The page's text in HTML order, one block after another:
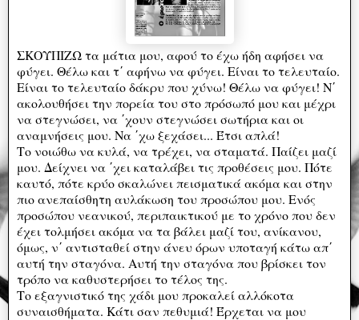
ΣΚΟΥΠΙΖΩ τα μάτια μου, αφού το έχω ήδη αφήσει να
φύγει. Θέλω και τ΄ αφήνω να φύγει. Είναι το τελευταίο.
Είναι το τελευταίο δάκρυ που χύνω! Θέλω να φύγει! Ν΄
ακολουθήσει την πορεία του στο πρόσωπό μου και μέχρι
να στεγνώσει, να ΄χουν στεγνώσει σωτήρια και οι
αναμνήσεις μου. Να ΄χω ξεχάσει... Έτσι απλά!
Το νοιώθω να κυλά, να τρέχει, να σταματά. Παίζει μαζί
μου. Δείχνει να ΄χει καταλάβει τις προθέσεις μου. Πότε
καυτό, πότε κρύο σκαλώνει πεισματικά ακόμα και στην
πιο ανεπαίσθητη αυλάκωση του προσώπου μου. Ενός
προσώπου νεανικού, περιπαικτικού με το χρόνο που δεν
έχει τολμήσει ακόμα να τα βάλει μαζί του, ανίκανου,
όμως, ν΄ αντισταθεί στην άνευ όρων υποταγή κάτω απ΄
αυτή την σταγόνα. Αυτή την σταγόνα που βρίσκει τον
τρόπο να καθυστερήσει το τέλος της.
Το εξαγνιστικό της χάδι μου προκαλεί αλλόκοτα
συναισθήματα. Κάτι σαν πεθυμιά! Έρχεται να μου